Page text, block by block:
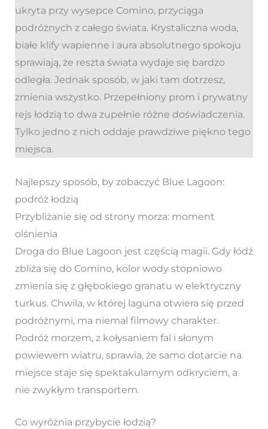
ukryta przy wysepce Comino, przyciąga
podróżnych z całego świata. Krystaliczna woda,
białe klify wapienne i aura absolutnego spokoju
sprawiają, że reszta świata wydaje się bardzo
odległa. Jednak sposób, w jaki tam dotrzesz,
zmienia wszystko. Przepełniony prom i prywatny
rejs łodzią to dwa zupełnie różne doświadczenia.
Tylko jedno z nich oddaje prawdziwe piękno tego
miejsca.
Najlepszy sposób, by zobaczyć Blue Lagoon:
podróż łodzią
Przybliżanie się od strony morza: moment
olśnienia
Droga do Blue Lagoon jest częścią magii. Gdy łódź
zbliża się do Comino, kolor wody stopniowo
zmienia się z głębokiego granatu w elektryczny
turkus. Chwila, w której laguna otwiera się przed
podróżnymi, ma niemal filmowy charakter.
Podróż morzem, z kołysaniem fal i słonym
powiewem wiatru, sprawia, że samo dotarcie na
miejsce staje się spektakularnym odkryciem, a
nie zwykłym transportem.
Co wyróżnia przybycie łodzią?